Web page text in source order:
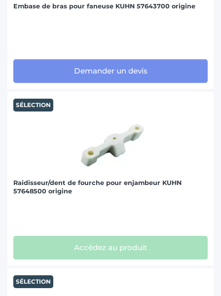
Embase de bras pour faneuse KUHN 57643700 origine
Demander un devis
SÉLECTION
Raidisseur/dent de fourche pour enjambeur KUHN
57648500 origine
Accédez au produit
SÉLECTION